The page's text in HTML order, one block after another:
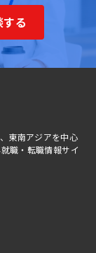
る
東南アジアを中心
職・転職情報サイ